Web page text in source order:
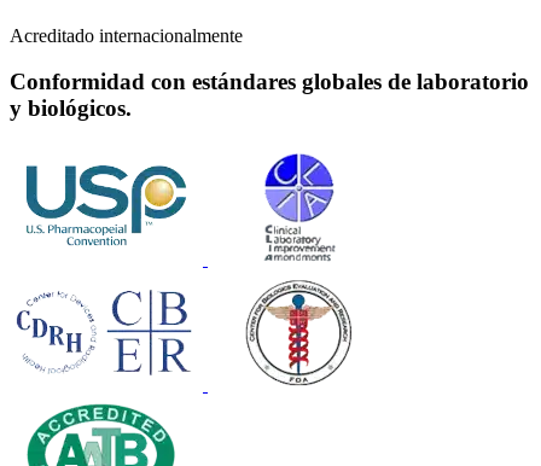
Acreditado internacionalmente
Conformidad con estándares globales de laboratorio
y biológicos.